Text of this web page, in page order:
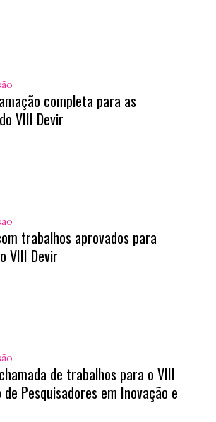
completa para as
VIII Devir
trabalhos aprovados para
VIII Devir
de trabalhos para o VIII
de Pesquisadores em Inovação e